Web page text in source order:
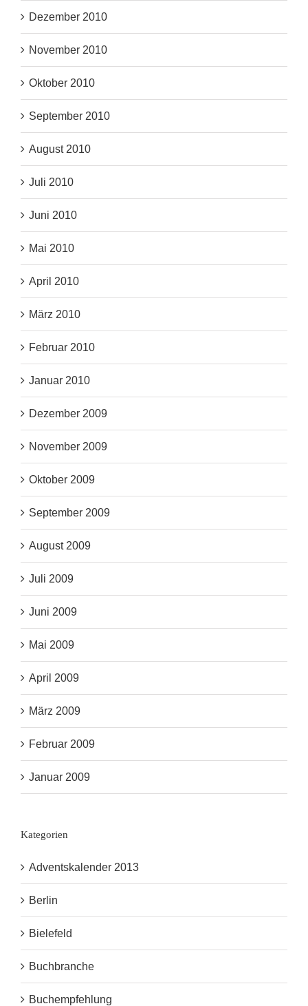
Dezember 2010
November 2010
Oktober 2010
September 2010
August 2010
Juli 2010
Juni 2010
Mai 2010
April 2010
März 2010
Februar 2010
Januar 2010
Dezember 2009
November 2009
Oktober 2009
September 2009
August 2009
Juli 2009
Juni 2009
Mai 2009
April 2009
März 2009
Februar 2009
Januar 2009
Kategorien
Adventskalender 2013
Berlin
Bielefeld
Buchbranche
Buchempfehlung